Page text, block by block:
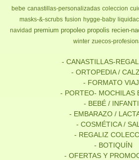
bebe canastillas-personalizadas coleccion
masks-&-scrubs fusion hygge-baby
navidad premium propoleo propolis recien-
winter zuecos-
- CANASTILLAS-
- ORTOPEDIA /
- FORMATO
- PORTEO- MOCHILAS
- BEBÉ /
- EMBARAZO /
- COSMÉTICA /
- REGALIZ
- BOTIQUÍN
- OFERTAS Y